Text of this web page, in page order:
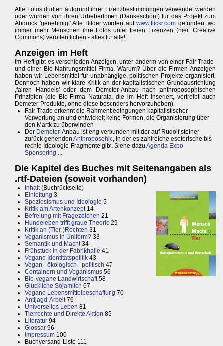
Alle Fotos durften aufgrund ihrer Lizenzbestimmungen verwendet werden
oder wurden von ihren UrheberInnen (Dankeschön!) für das Projekt zum
Abdruck 'genehmigt' Alle Bilder wurden aufwww.flickr.com gefunden, wo
immer mehr Menschen ihre Fotos unter freien Lizenzen (hier: Creative
Commons) veröffentlichen - alles für alle!
Anzeigen im Heft
Im Heft gibt es verschieden Anzeigen, unter anderm von einer Fair Trade-
und einer Bio-Nahrungsmittel Firma. Warum? Über die Firmen-Anzeigen
haben wir Lebensmittel für unabhängige, politischen Projekte organisiert.
Dennoch haben wir klare Kritik an der kapitalistischen Grundausrichtung
,fairen Handels' oder dem Demeter-Anbau nach anthroposophischen
Prinzipien (die Bio-Firma Naturata, die im Heft inseriert, vertreibt auch
Demeter-Produkte, ohne diese besonders hervorzuheben).
Fair Trade erkennt die Rahmenbedingungen kapitalistischer
Verwertung an und entwickelt keine Formen, die Organisierung über
den Martk zu überwinden
Der Demeter-Anbau ist eng verbunden mit der auf Rudolf steiner
zurück gehenden Anthroposohie, in der es zahlreiche esoterische bis
rechte Ideologie-Fragmente gibt. Siehe dazu Agenda Expo
Sponsoring ...
Die Kapitel des Buches mit Seitenangaben als
.rtf-Dateien (soweit vorhanden)
Inhalt(Buchrückseite)
Einleitung 3
Speziesismus und Ideologie 5
Kritik am Artenkonzept14
Befreiung mit Fragezeichen 21
Hundeleben trifft graue Theorie 29
Kritik an (Tier-)Rechten 31
Veganismus in Uniform? 33
Semantik und Macht34
Frühstück in der Fabrikhalle 41
Vegane Identitätspolitik 43
Vegan - ökologisch - politisch 47
Containern und Veganismus 56
Bio-vegane Landwirtschaft58
Glückliche Sojamilch 67
Vegane Lebensmittelbeschaffung 70
Antijagd-Arbeit76
Universelles Leben 81
Tierrechte und Direkte Aktion 85
Literatur 94
Glossar 96
Impressum 100
Buchversand-Liste 111